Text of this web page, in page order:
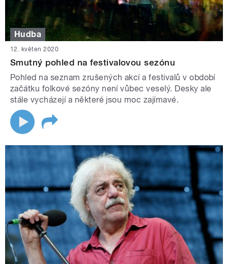
Hudba
12. květen 2020
Smutný pohled na festivalovou sezónu
Pohled na seznam zrušených akcí a festivalů v období
začátku folkové sezóny není vůbec veselý. Desky ale
stále vycházejí a některé jsou moc zajímavé.